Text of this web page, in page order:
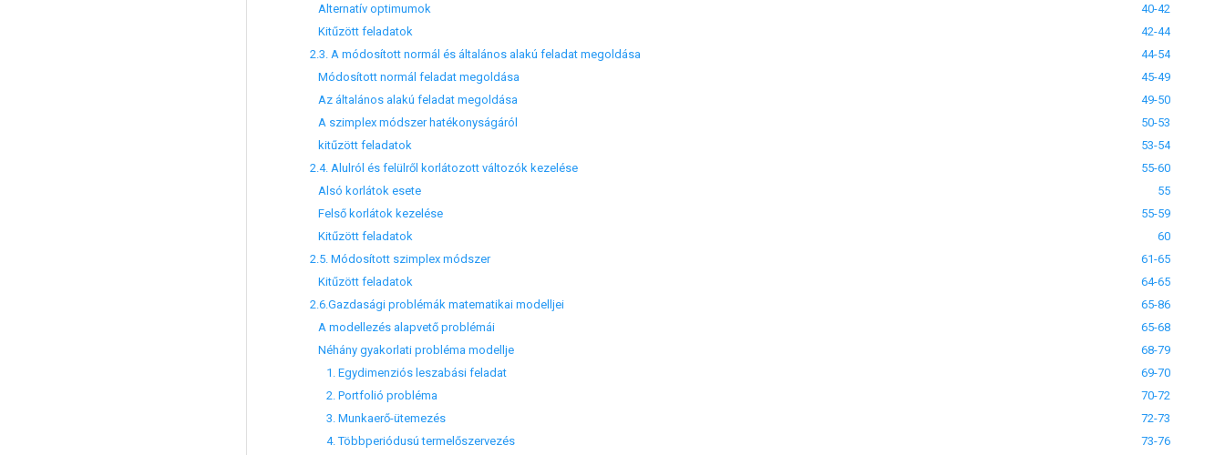
Alternatív optimumok
40-42
Kitűzött feladatok
42-44
2.3. A módosított normál és általános alakú feladat megoldása
44-54
Módosított normál feladat megoldása
45-49
Az általános alakú feladat megoldása
49-50
A szimplex módszer hatékonyságáról
50-53
kitűzött feladatok
53-54
2.4. Alulról és felülről korlátozott változók kezelése
55-60
Alsó korlátok esete
55
Felső korlátok kezelése
55-59
Kitűzött feladatok
60
2.5. Módosított szimplex módszer
61-65
Kitűzött feladatok
64-65
2.6.Gazdasági problémák matematikai modelljei
65-86
A modellezés alapvető problémái
65-68
Néhány gyakorlati probléma modellje
68-79
1. Egydimenziós leszabási feladat
69-70
2. Portfolió probléma
70-72
3. Munkaerő-ütemezés
72-73
4. Többperiódusú termelőszervezés
73-76